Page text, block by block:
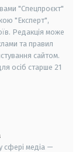
"Спецпроєкт"
"Експерт",
Редакція може
та правил
сайтом.
осіб старше 21
сфері медіа —